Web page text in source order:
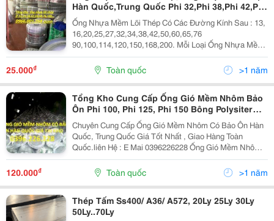
Hàn Quốc,Trung Quốc Phi 32,Phi 38,Phi 42,Phi
50,Phi 60
Ống Nhựa Mềm Lõi Thép Có Các Đường Kính Sau : 13,
16,20,25,27,32,34,38,42,50,60,65,76
90,100,114,120,150,168,200. Mỗi Loại Ống Nhựa Mềm
Lõi Thép Có 1 Công Dụng Khác Nhau Dễ Dàng Cho Sự
Lựa Chọn Của Khách Hàng. Ứng Dụng Của Ổng Nhựa
Mềm Lõi...
25.000₫ Toàn quốc >1 năm
Tổng Kho Cung Cấp Ống Gió Mềm Nhôm Bảo
Ôn Phi 100, Phi 125, Phi 150 Bông Polysiter
Hàn Quốc.
Chuyên Cung Cấp Ống Gió Mềm Nhôm Có Bảo Ôn Hàn
Quốc, Trung Quốc Giá Tốt Nhất , Giao Hàng Toàn
Quốc.liên Hệ : E Mai 0396226228 Ống Gió Mềm Nhôm
Bảo Ôn Là Loại Ống Gió Mềm Cách Nhiệt 2 Lớp Của
Hàn Quốc, Được Sản Xuất Theo 100% Nguyên Liệu
Nhập Khẩu...
120.000₫ Toàn quốc >1 năm
Thép Tấm Ss400/ A36/ A572, 20Ly 25Ly 30Ly
50Ly..70Ly